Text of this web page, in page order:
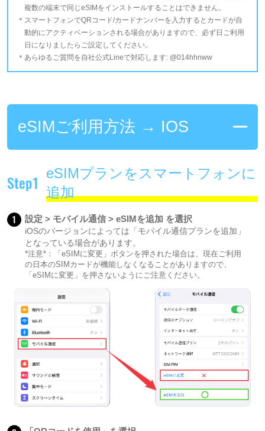
複数の端末で同じeSIMをインストールすることはできません。
スマートフォンでQRコード/カードナンバーを入力するとカードが自
動的にアクティベーションされる場合がありますので、必ず日ご利用
日になりましたらご設定してください。
あらゆるご質問を自社公式Lineで対応します: @014hhnww
eSIMご利用方法 → IOS
Step1
eSIMプランをスマートフォンに
追加
1 設定 > モバイル通信 > eSIMを追加 を選択
iOSのバージョンによっては「モバイル通信プランを追加」
となっている場合があります。
*注意*：「eSIMに変更」ボタンを押された場合は、現在ご利用
の日本のSIMカードが機能しなくなることがありますので、
「eSIMに変更」を押さないようにご注意ください。